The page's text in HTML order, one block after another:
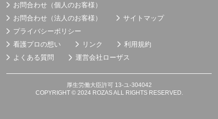
お問合わせ（個人のお客様）
お問合わせ（法人のお客様）
サイトマップ
プライバシーポリシー
看護プロの想い
リンク
利用規約
よくある質問
運営会社ローザス
厚生労働大臣許可 13-ユ-304042
COPYRIGHT © 2024 ROZAS ALL RIGHTS RESERVED.